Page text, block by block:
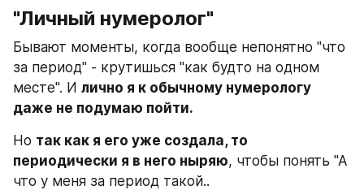
"Личный нумеролог"
Бывают моменты, когда вообще непонятно "что
за период" - крутишься "как будто на одном
месте". И лично я к обычному нумерологу
даже не подумаю пойти.
Но так как я его уже создала, то
периодически я в него ныряю, чтобы понять "А
что у меня за период такой..